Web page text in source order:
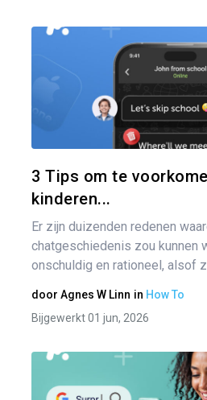
3 Tips om te
kinderen...
Er zijn duizenden redenen
chatgeschiedenis zou kunnen
onschuldig en rationeel, alsof
door Agnes W Linn in How To
Bijgewerkt 01 jun, 2026